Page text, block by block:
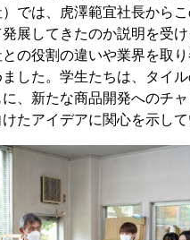
では、虎澤範宜社長から
展してきたのか説明を受
との役割の違いや業界を取
した。学生たちは、タイ
、新たな商品開発へのチ
たアイデアに関心を示して